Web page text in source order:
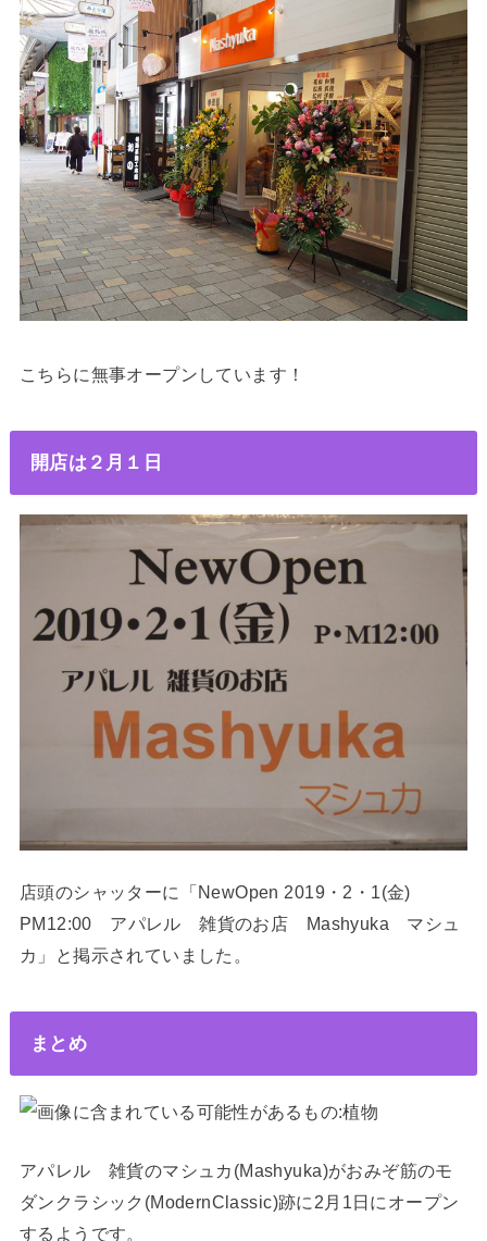
こちらに無事オープンしています！
開店は２月１日
店頭のシャッターに「NewOpen 2019・2・1(金)
PM12:00 アパレル 雑貨のお店 Mashyuka マシュ
カ」と掲示されていました。
まとめ
アパレル 雑貨のマシュカ(Mashyuka)がおみぞ筋のモ
ダンクラシック(ModernClassic)跡に2月1日にオープン
するようです。